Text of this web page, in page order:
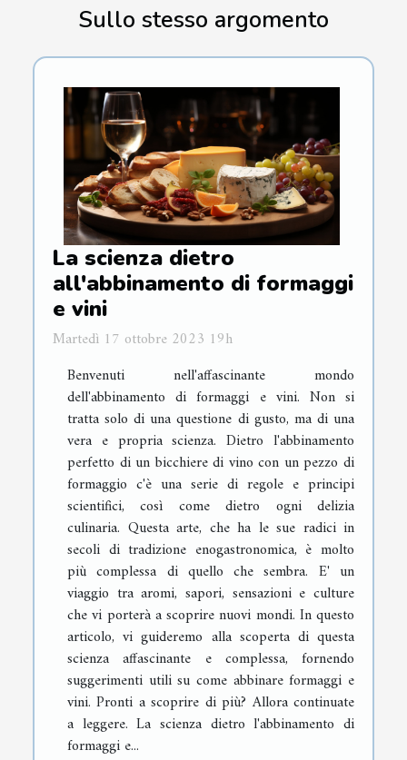
Sullo stesso argomento
La scienza dietro
all'abbinamento di formaggi
e vini
Martedì 17 ottobre 2023 19h
Benvenuti nell'affascinante mondo
dell'abbinamento di formaggi e vini. Non si
tratta solo di una questione di gusto, ma di una
vera e propria scienza. Dietro l'abbinamento
perfetto di un bicchiere di vino con un pezzo di
formaggio c'è una serie di regole e principi
scientifici, così come dietro ogni delizia
culinaria. Questa arte, che ha le sue radici in
secoli di tradizione enogastronomica, è molto
più complessa di quello che sembra. E' un
viaggio tra aromi, sapori, sensazioni e culture
che vi porterà a scoprire nuovi mondi. In questo
articolo, vi guideremo alla scoperta di questa
scienza affascinante e complessa, fornendo
suggerimenti utili su come abbinare formaggi e
vini. Pronti a scoprire di più? Allora continuate
a leggere. La scienza dietro l'abbinamento di
formaggi e...